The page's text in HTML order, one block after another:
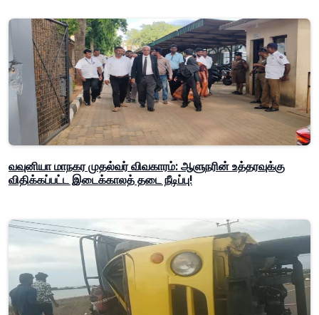
வவுனியா மாநகர முதல்வர் விவகாரம்: ஆளுநரின் உத்தரவுக்கு
விதிக்கப்பட்ட இடைக்காலத் தடை நீடிப்பு!